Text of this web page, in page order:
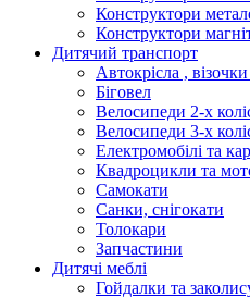
Конструктори
Конструктори
Дитячий транспорт
Автокрісла ,
Біговел
Велосипеди 2-х
Велосипеди 3-х
Електромобілі та
Квадроцикли та
Самокати
Санки, снігокати
Толокари
Запчастини
Дитячі меблі
Гойдалки та